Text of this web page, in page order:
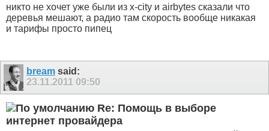
никто не хочет уже были из x-city и airbytes сказали что
деревья мешают, а радио там скорость вообще никакая
и тарифы просто пипец
bream said:
23.11.2011 09:50
Re: Помощь в выборе
интернет провайдера